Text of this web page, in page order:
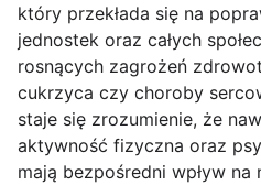
który przekłada się na
jednostek oraz całych
rosnących zagrożeń
cukrzyca czy choroby
staje się zrozumienie, że
aktywność fizyczna oraz
mają bezpośredni wpływ